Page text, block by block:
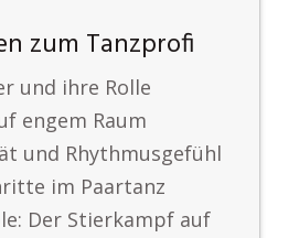
zum Tanzprofi
und ihre Rolle
engem Raum
und Rhythmusgefühl
im Paartanz
Der Stierkampf auf